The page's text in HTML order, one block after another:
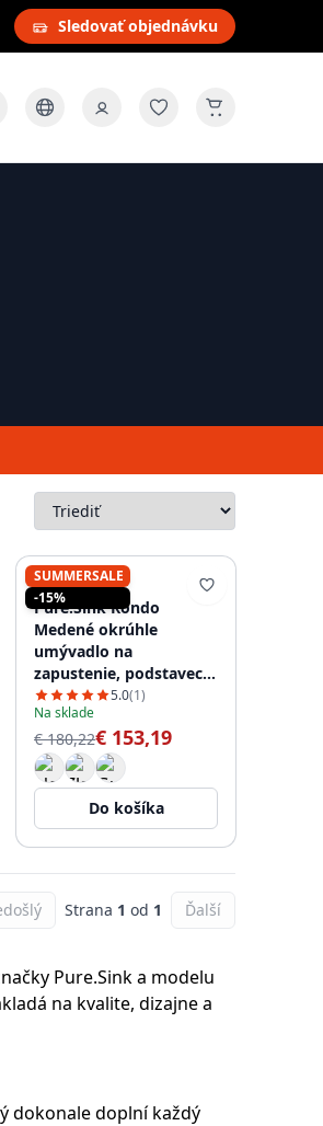
Sledovať objednávku
SUMMERSALE
-15%
PURE.SINK
Pure.Sink Rondo
Medené okrúhle
umývadlo na
zapustenie, podstavec a
montáž na dosku, 37
cm, PRN38-62
5.0(1)
Na sklade
€ 180,22€ 153,19
Do košíka
Strana 1 od 1 Ďalší
Pure.Sink a modelu
na kvalite, dizajne a
dokonale doplní každý